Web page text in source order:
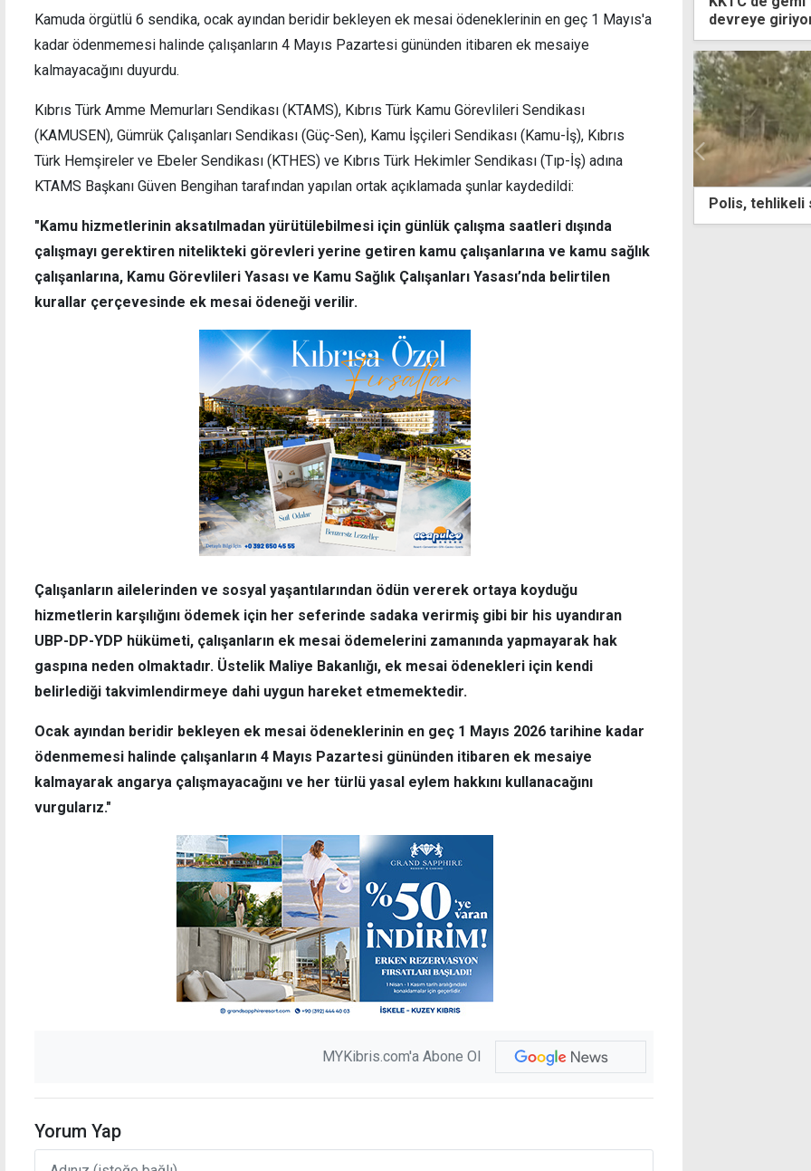
Kamuda örgütlü 6 sendika, ocak ayından beridir bekleyen ek mesai ödeneklerinin en geç 1 Mayıs'a
kadar ödenmemesi halinde çalışanların 4 Mayıs Pazartesi gününden itibaren ek mesaiye
kalmayacağını duyurdu.
Kıbrıs Türk Amme Memurları Sendikası (KTAMS), Kıbrıs Türk Kamu Görevlileri Sendikası
(KAMUSEN), Gümrük Çalışanları Sendikası (Güç-Sen), Kamu İşçileri Sendikası (Kamu-İş), Kıbrıs
Türk Hemşireler ve Ebeler Sendikası (KTHES) ve Kıbrıs Türk Hekimler Sendikası (Tıp-İş) adına
KTAMS Başkanı Güven Bengihan tarafından yapılan ortak açıklamada şunlar kaydedildi:
"Kamu hizmetlerinin aksatılmadan yürütülebilmesi için günlük çalışma saatleri dışında
çalışmayı gerektiren nitelikteki görevleri yerine getiren kamu çalışanlarına ve kamu sağlık
çalışanlarına, Kamu Görevlileri Yasası ve Kamu Sağlık Çalışanları Yasası’nda belirtilen
kurallar çerçevesinde ek mesai ödeneği verilir.
Çalışanların ailelerinden ve sosyal yaşantılarından ödün vererek ortaya koyduğu
hizmetlerin karşılığını ödemek için her seferinde sadaka verirmiş gibi bir his uyandıran
UBP-DP-YDP hükümeti, çalışanların ek mesai ödemelerini zamanında yapmayarak hak
gaspına neden olmaktadır. Üstelik Maliye Bakanlığı, ek mesai ödenekleri için kendi
belirlediği takvimlendirmeye dahi uygun hareket etmemektedir.
Ocak ayından beridir bekleyen ek mesai ödeneklerinin en geç 1 Mayıs 2026 tarihine kadar
ödenmemesi halinde çalışanların 4 Mayıs Pazartesi gününden itibaren ek mesaiye
kalmayarak angarya çalışmayacağını ve her türlü yasal eylem hakkını kullanacağını
vurgularız."
MYKibris.com'a Abone Ol
Yorum Yap
devreye
tamamen yok ederiz
"Ankara,
ilerlemesini